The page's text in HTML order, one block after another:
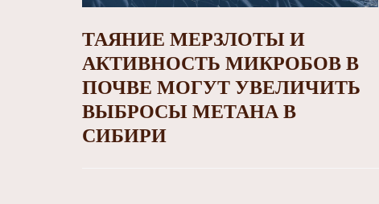
ТАЯНИЕ МЕРЗЛОТЫ И
АКТИВНОСТЬ МИКРОБОВ В
ПОЧВЕ МОГУТ УВЕЛИЧИТЬ
ВЫБРОСЫ МЕТАНА В
СИБИРИ